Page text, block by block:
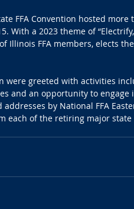
FFA Convention hosted more
With a 2023 theme of
Illinois FFA members, elects
were greeted with activities
and an opportunity to
by National FFA
each of the retiring major